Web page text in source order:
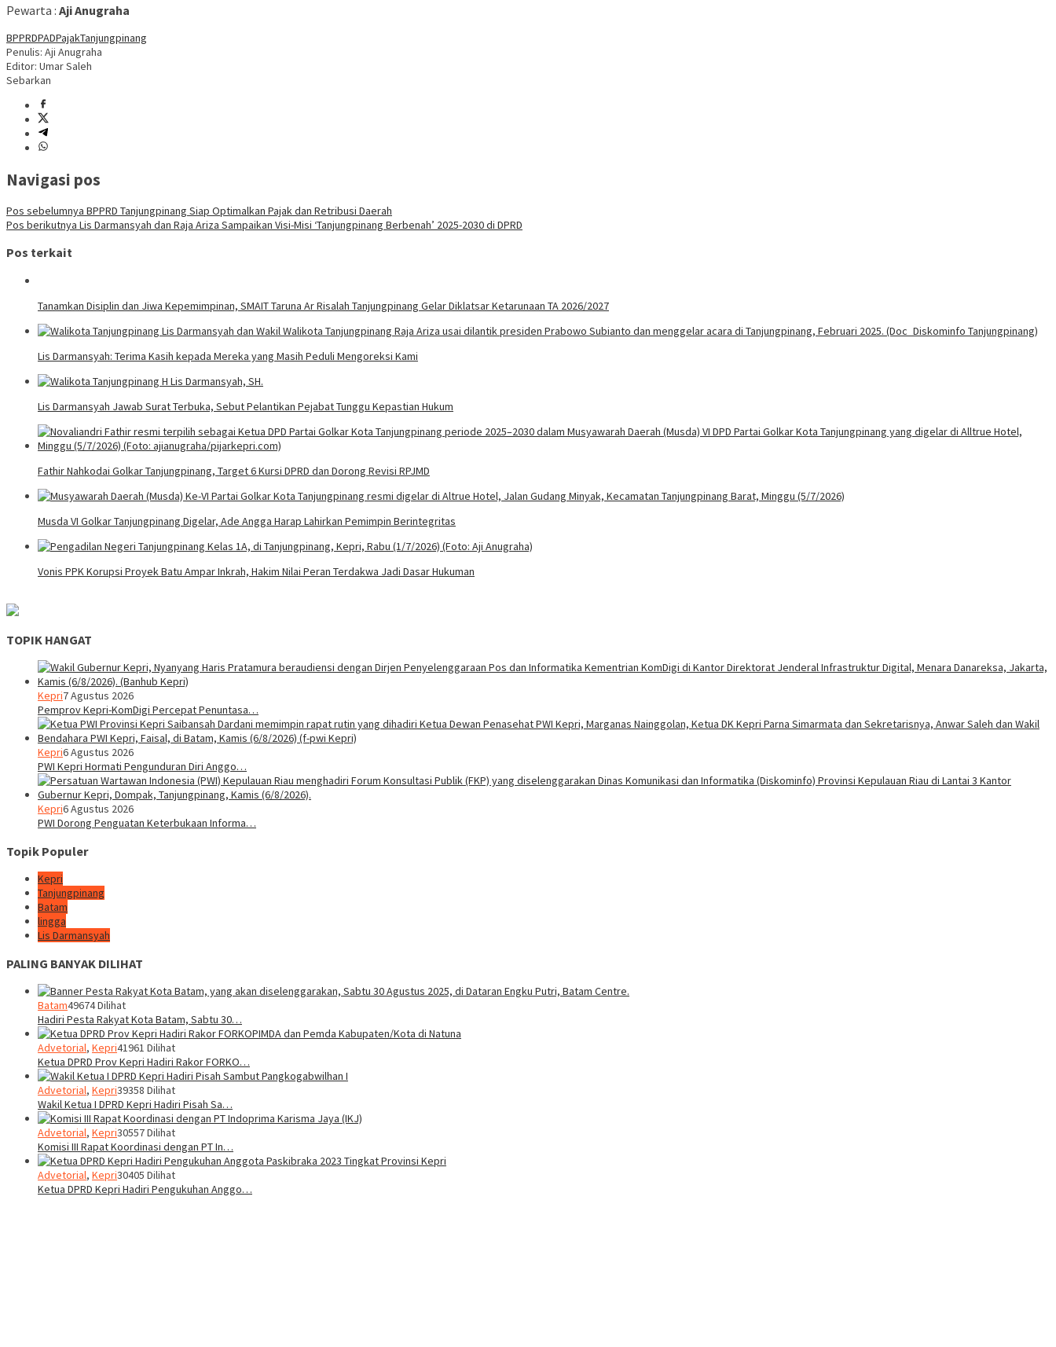
Pewarta : Aji Anugraha
BPPRDPADPajakTanjungpinang
Penulis: Aji Anugraha
Editor: Umar Saleh
Sebarkan
Navigasi pos
Pos sebelumnya BPPRD Tanjungpinang Siap Optimalkan Pajak dan Retribusi Daerah
Pos berikutnya Lis Darmansyah dan Raja Ariza Sampaikan Visi-Misi ‘Tanjungpinang Berbenah’ 2025-2030 di DPRD
Pos terkait
Tanamkan Disiplin dan Jiwa Kepemimpinan, SMAIT Taruna Ar Risalah Tanjungpinang Gelar Diklatsar Ketarunaan TA 2026/2027
Lis Darmansyah: Terima Kasih kepada Mereka yang Masih Peduli Mengoreksi Kami
Lis Darmansyah Jawab Surat Terbuka, Sebut Pelantikan Pejabat Tunggu Kepastian Hukum
Fathir Nahkodai Golkar Tanjungpinang, Target 6 Kursi DPRD dan Dorong Revisi RPJMD
Musda VI Golkar Tanjungpinang Digelar, Ade Angga Harap Lahirkan Pemimpin Berintegritas
Vonis PPK Korupsi Proyek Batu Ampar Inkrah, Hakim Nilai Peran Terdakwa Jadi Dasar Hukuman
TOPIK HANGAT
Kepri7 Agustus 2026
Pemprov Kepri-KomDigi Percepat Penuntasa…
Kepri6 Agustus 2026
PWI Kepri Hormati Pengunduran Diri Anggo…
Kepri6 Agustus 2026
PWI Dorong Penguatan Keterbukaan Informa…
Topik Populer
Kepri
Tanjungpinang
Batam
lingga
Lis Darmansyah
PALING BANYAK DILIHAT
Batam49674 Dilihat
Hadiri Pesta Rakyat Kota Batam, Sabtu 30…
Advetorial, Kepri41961 Dilihat
Ketua DPRD Prov Kepri Hadiri Rakor FORKO…
Advetorial, Kepri39358 Dilihat
Wakil Ketua I DPRD Kepri Hadiri Pisah Sa…
Advetorial, Kepri30557 Dilihat
Komisi III Rapat Koordinasi dengan PT In…
Advetorial, Kepri30405 Dilihat
Ketua DPRD Kepri Hadiri Pengukuhan Anggo…